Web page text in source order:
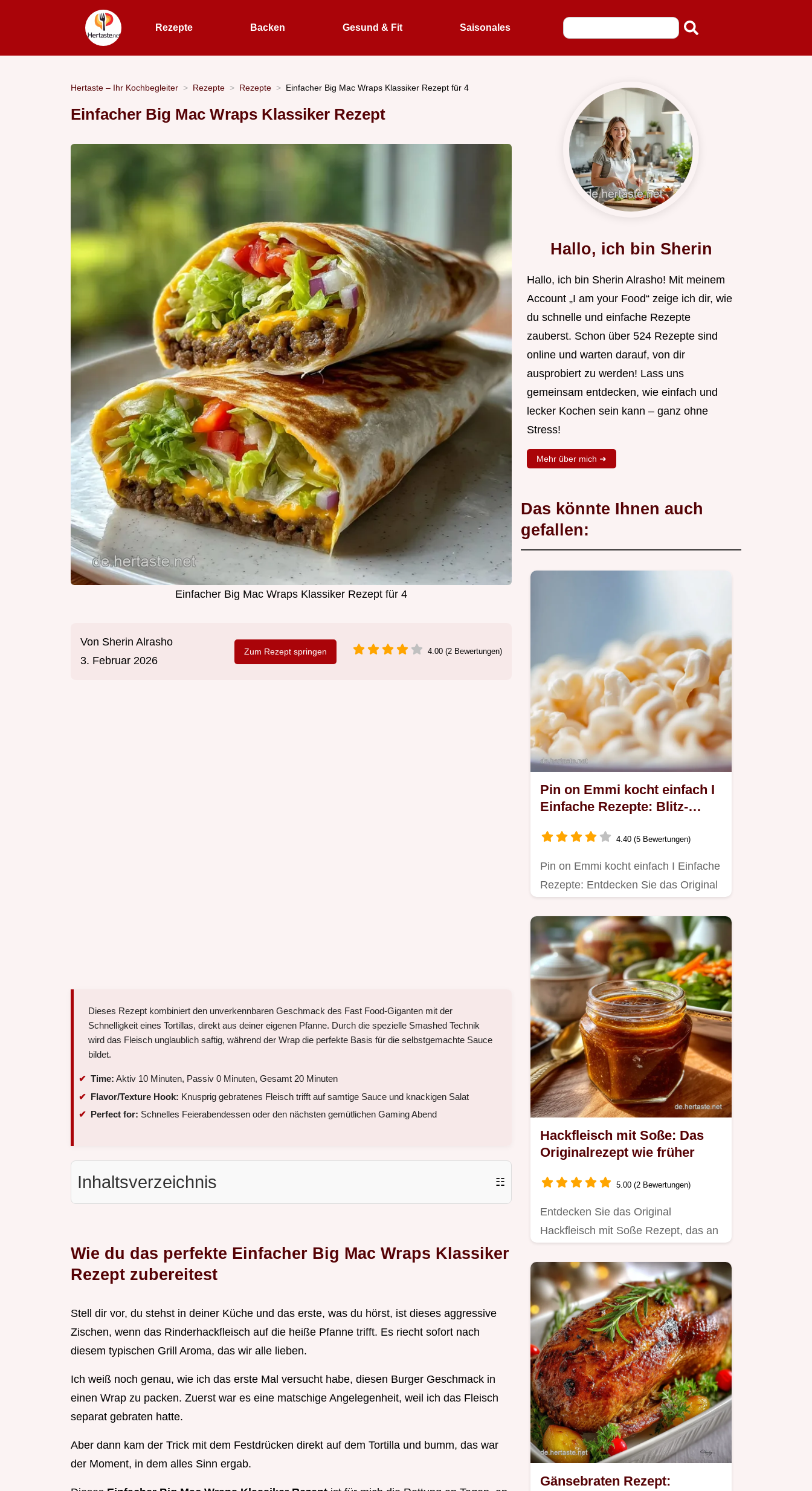
Rezepte Backen Gesund & Fit Saisonales
Hertaste – Ihr Kochbegleiter Rezepte Rezepte Einfacher Big Mac Wraps Klassiker Rezept für 4
Einfacher Big Mac Wraps Klassiker Rezept
Einfacher Big Mac Wraps Klassiker Rezept für 4
Von Sherin Alrasho
3. Februar 2026
Zum Rezept springen 4.00 (2 Bewertungen)
Dieses Rezept kombiniert den unverkennbaren Geschmack des Fast Food-Giganten mit der
Schnelligkeit eines Tortillas, direkt aus deiner eigenen Pfanne. Durch die spezielle Smashed Technik
wird das Fleisch unglaublich saftig, während der Wrap die perfekte Basis für die selbstgemachte Sauce
bildet.
Time: Aktiv 10 Minuten, Passiv 0 Minuten, Gesamt 20 Minuten
Flavor/Texture Hook: Knusprig gebratenes Fleisch trifft auf samtige Sauce und knackigen Salat
Perfect for: Schnelles Feierabendessen oder den nächsten gemütlichen Gaming Abend
Inhaltsverzeichnis ☷
Wie du das perfekte Einfacher Big Mac Wraps Klassiker
Rezept zubereitest
Stell dir vor, du stehst in deiner Küche und das erste, was du hörst, ist dieses aggressive
Zischen, wenn das Rinderhackfleisch auf die heiße Pfanne trifft. Es riecht sofort nach
diesem typischen Grill Aroma, das wir alle lieben.
Ich weiß noch genau, wie ich das erste Mal versucht habe, diesen Burger Geschmack in
einen Wrap zu packen. Zuerst war es eine matschige Angelegenheit, weil ich das Fleisch
separat gebraten hatte.
Aber dann kam der Trick mit dem Festdrücken direkt auf dem Tortilla und bumm, das war
der Moment, in dem alles Sinn ergab.
Hallo, ich bin Sherin
Hallo, ich bin Sherin Alrasho! Mit meinem
Account „I am your Food“ zeige ich dir, wie
du schnelle und einfache Rezepte
zauberst. Schon über 524 Rezepte sind
online und warten darauf, von dir
ausprobiert zu werden! Lass uns
gemeinsam entdecken, wie einfach und
lecker Kochen sein kann – ganz ohne
Stress!
Mehr über mich ➜
Das könnte Ihnen auch
gefallen:
Pin on Emmi kocht einfach I
Einfache Rezepte: Blitz-
4.40 (5 Bewertungen)
Pin on Emmi kocht einfach I Einfache
Rezepte: Entdecken Sie das Original
Hackfleisch mit Soße: Das
Originalrezept wie früher
5.00 (2 Bewertungen)
Entdecken Sie das Original
Hackfleisch mit Soße Rezept, das an
Gänsebraten Rezept: